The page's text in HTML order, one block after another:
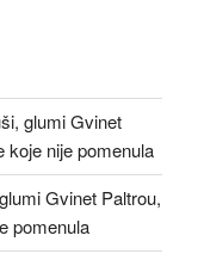
glumi Gvinet
koje nije pomenula
Gvinet Paltrou,
pomenula